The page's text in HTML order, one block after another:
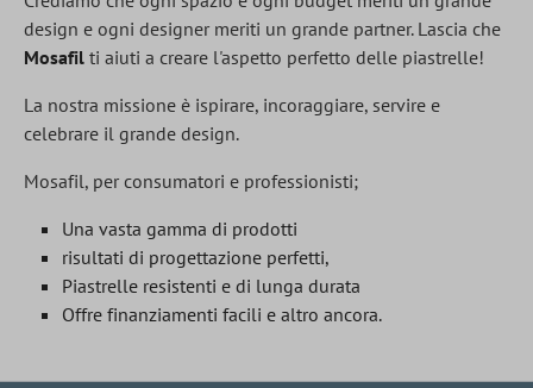
design e ogni designer meriti un grande partner. Lascia che
Mosafil ti aiuti a creare l'aspetto perfetto delle piastrelle!
La nostra missione è ispirare, incoraggiare, servire e
celebrare il grande design.
Mosafil, per consumatori e professionisti;
Una vasta gamma di prodotti
risultati di progettazione perfetti,
Piastrelle resistenti e di lunga durata
Offre finanziamenti facili e altro ancora.